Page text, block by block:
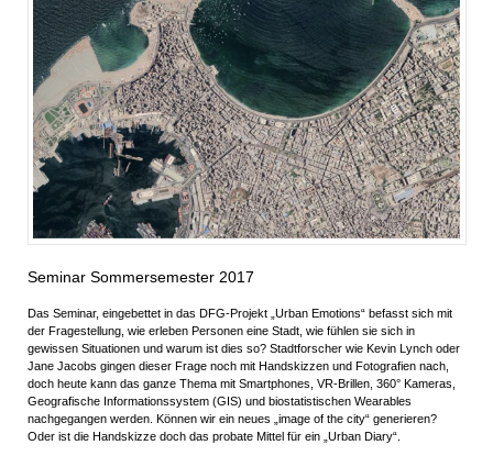
Seminar Sommersemester 2017
Das Seminar, eingebettet in das DFG-Projekt „Urban Emotions“ befasst sich mit
der Fragestellung, wie erleben Personen eine Stadt, wie fühlen sie sich in
gewissen Situationen und warum ist dies so? Stadtforscher wie Kevin Lynch oder
Jane Jacobs gingen dieser Frage noch mit Handskizzen und Fotografien nach,
doch heute kann das ganze Thema mit Smartphones, VR-Brillen, 360° Kameras,
Geografische Informationssystem (GIS) und biostatistischen Wearables
nachgegangen werden. Können wir ein neues „image of the city“ generieren?
Oder ist die Handskizze doch das probate Mittel für ein „Urban Diary“.